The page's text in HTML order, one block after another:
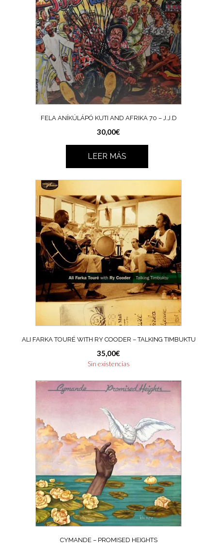
FELA ANÍKÚLÁPÓ KUTI AND AFRIKA 70 ‎– J.J.D
30,00€
LEER MÁS
ALI FARKA TOURÉ WITH RY COODER – TALKING TIMBUKTU
35,00€
Sin existencias
CYMANDE – PROMISED HEIGHTS